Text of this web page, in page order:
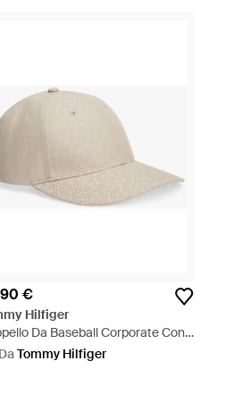
€
Hilfiger
Da Baseball Corporate Con
- Bianco
DaTommy Hilfiger